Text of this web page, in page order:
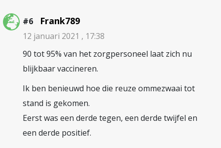
#6 Frank789
12 januari 2021 , 17:38
90 tot 95% van het zorgpersoneel laat zich nu
blijkbaar vaccineren.
Ik ben benieuwd hoe die reuze ommezwaai tot
stand is gekomen.
Eerst was een derde tegen, een derde twijfel en
een derde positief.